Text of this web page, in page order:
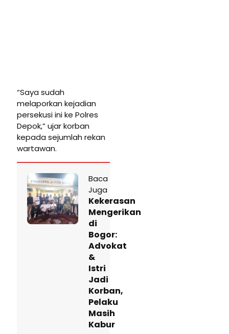
“Saya sudah
melaporkan kejadian
persekusi ini ke Polres
Depok,” ujar korban
kepada sejumlah rekan
wartawan.
Baca
Juga
Kekerasan
Mengerikan
di
Bogor:
Advokat
&
Istri
Jadi
Korban,
Pelaku
Masih
Kabur